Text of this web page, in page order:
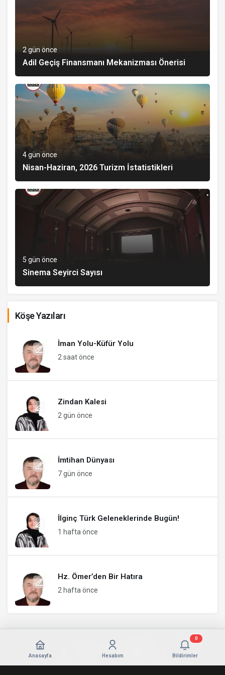
2 gün önce
Adil Geçiş Finansmanı Mekanizması Önerisi
4 gün önce
Nisan-Haziran, 2026 Turizm İstatistikleri
5 gün önce
Sinema Seyirci Sayısı
Köşe Yazıları
İman Yolu-Küfür Yolu
2 saat önce
Zindan Kalesi
2 gün önce
İmtihan Dünyası
7 gün önce
İlginç Türk Geleneklerinde Bugün!
1 hafta önce
Hz. Ömer’den Bir Hatıra
2 hafta önce
Anasayfa Hesabım Bildirimler
0